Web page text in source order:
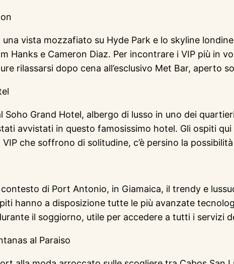
vista mozzafiato su Hyde Park e lo skyline
Hanks e Cameron Diaz. Per incontrare i VIP più in
rilassarsi dopo cena all’esclusivo Met Bar, aperto
Soho Grand Hotel, albergo di lusso in uno dei
avvistati in questo famosissimo hotel. Gli ospiti
VIP che soffrono di solitudine, c’è persino la
di Port Antonio, in Giamaica, il trendy e
hanno a disposizione tutte le più avanzate
il soggiorno, utile per accedere a tutti i servizi
al Paraiso